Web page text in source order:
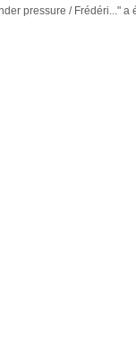
pressure / Frédéri..." a